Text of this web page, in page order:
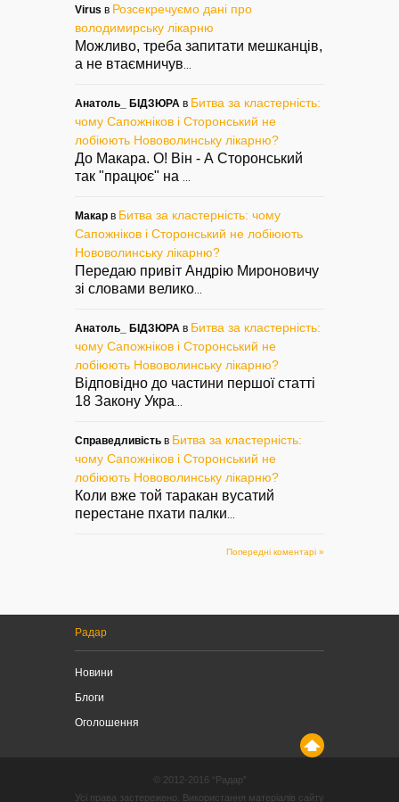
Virus в Розсекречуємо дані про
володимирську лікарню
Можливо, треба запитати мешканців,
а не втаємничув
Анатоль_ БІДЗЮРА в Битва за кластерність:
чому Сапожніков і Сторонський не
лобіюють Нововолинську лікарню?
До Макара. О! Він - А Сторонський
так "працює" на
Макар в Битва за кластерність: чому
Сапожніков і Сторонський не лобіюють
Нововолинську лікарню?
Передаю привіт Андрію Мироновичу
зі словами велико
Анатоль_ БІДЗЮРА в Битва за кластерність:
чому Сапожніков і Сторонський не
лобіюють Нововолинську лікарню?
Відповідно до частини першої статті
18 Закону Укра
Справедливість в Битва за кластерність:
чому Сапожніков і Сторонський не
лобіюють Нововолинську лікарню?
Коли вже той таракан вусатий
перестане пхати палки
Попередні коментарі »
Радар
Новини
Блоги
Оголошення
© 2012-2016 “Радар”
Усі права застережено. Використання матеріалів сайту